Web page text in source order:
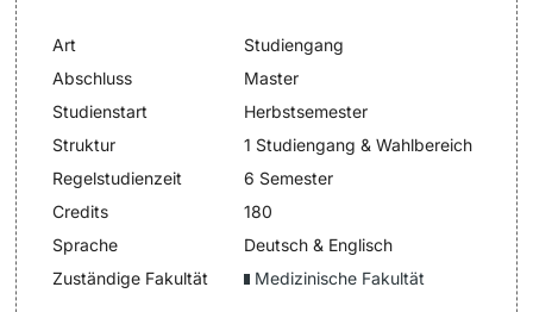
Campus Credits
Hörerinnen/Hörer
Student Life
Beratung & Support
Art
Studiengang
Abschluss
Master
Studienstart
Herbstsemester
Struktur
1 Studiengang & Wahlbereich
Regelstudienzeit
6 Semester
Credits
180
Sprache
Deutsch & Englisch
Zuständige Fakultät
Medizinische Fakultät